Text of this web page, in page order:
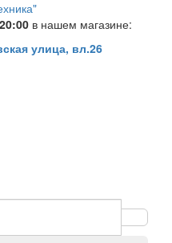
в нашем магазине:
улица, вл.26